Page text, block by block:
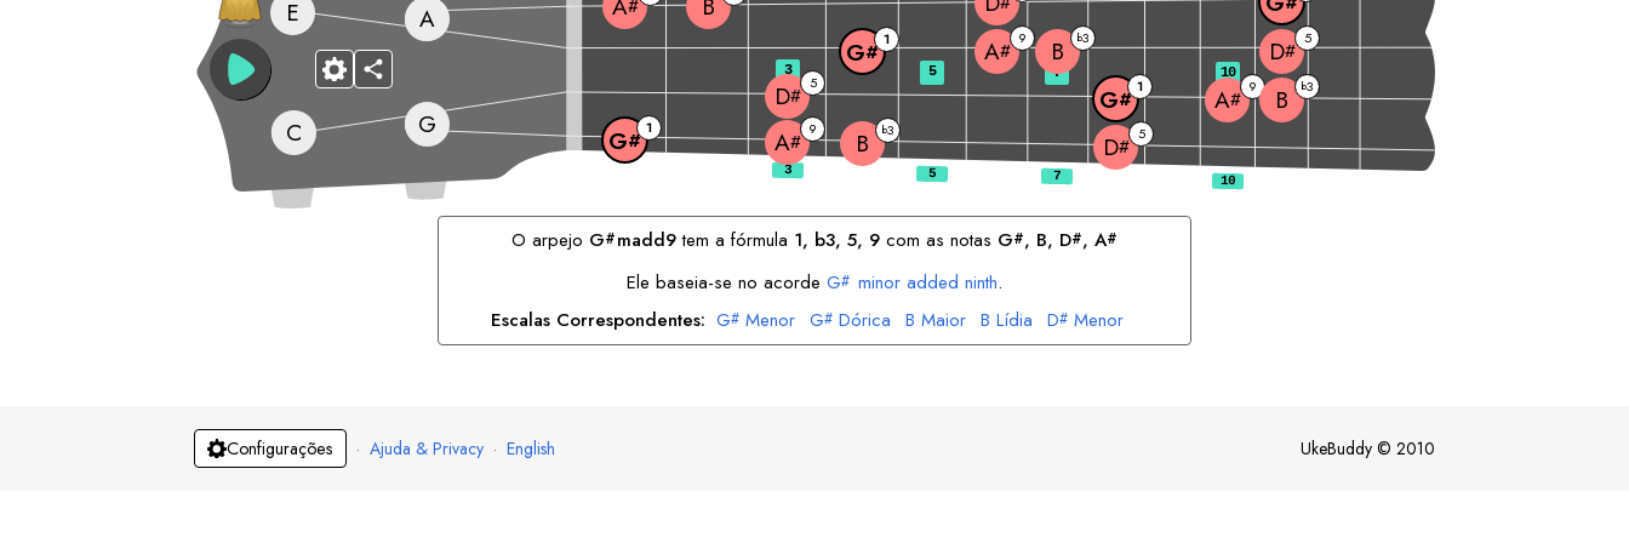
G
G# 1 A# 9 B b3
D# 5
C
D# 5
G# 1 A# 9 B b3
E
G# 1 A# 9 B b3 D# 5
A #
3 5 7 10
O arpejo G#madd9tem a fórmula 1, b3, 5, 9 com as notas G#, B, D#, A#
Ele baseia-se no acordeG# minor added ninth.
Escalas Correspondentes: G# Menor G# Dórica B Maior B Lídia D# Menor
D# Frígia A# Frígia A# Lócria
Configurações · Ajuda & Privacy · English UkeBuddy © 2010